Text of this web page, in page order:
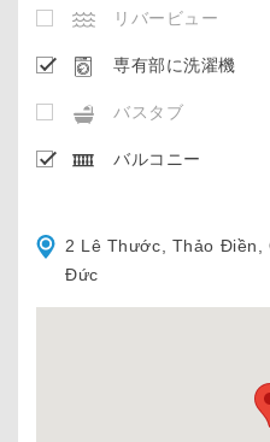
リバービュー
専有部に洗濯機
バスタブ
バルコニー
2 Lê Thước, Thảo Điền,
Đức